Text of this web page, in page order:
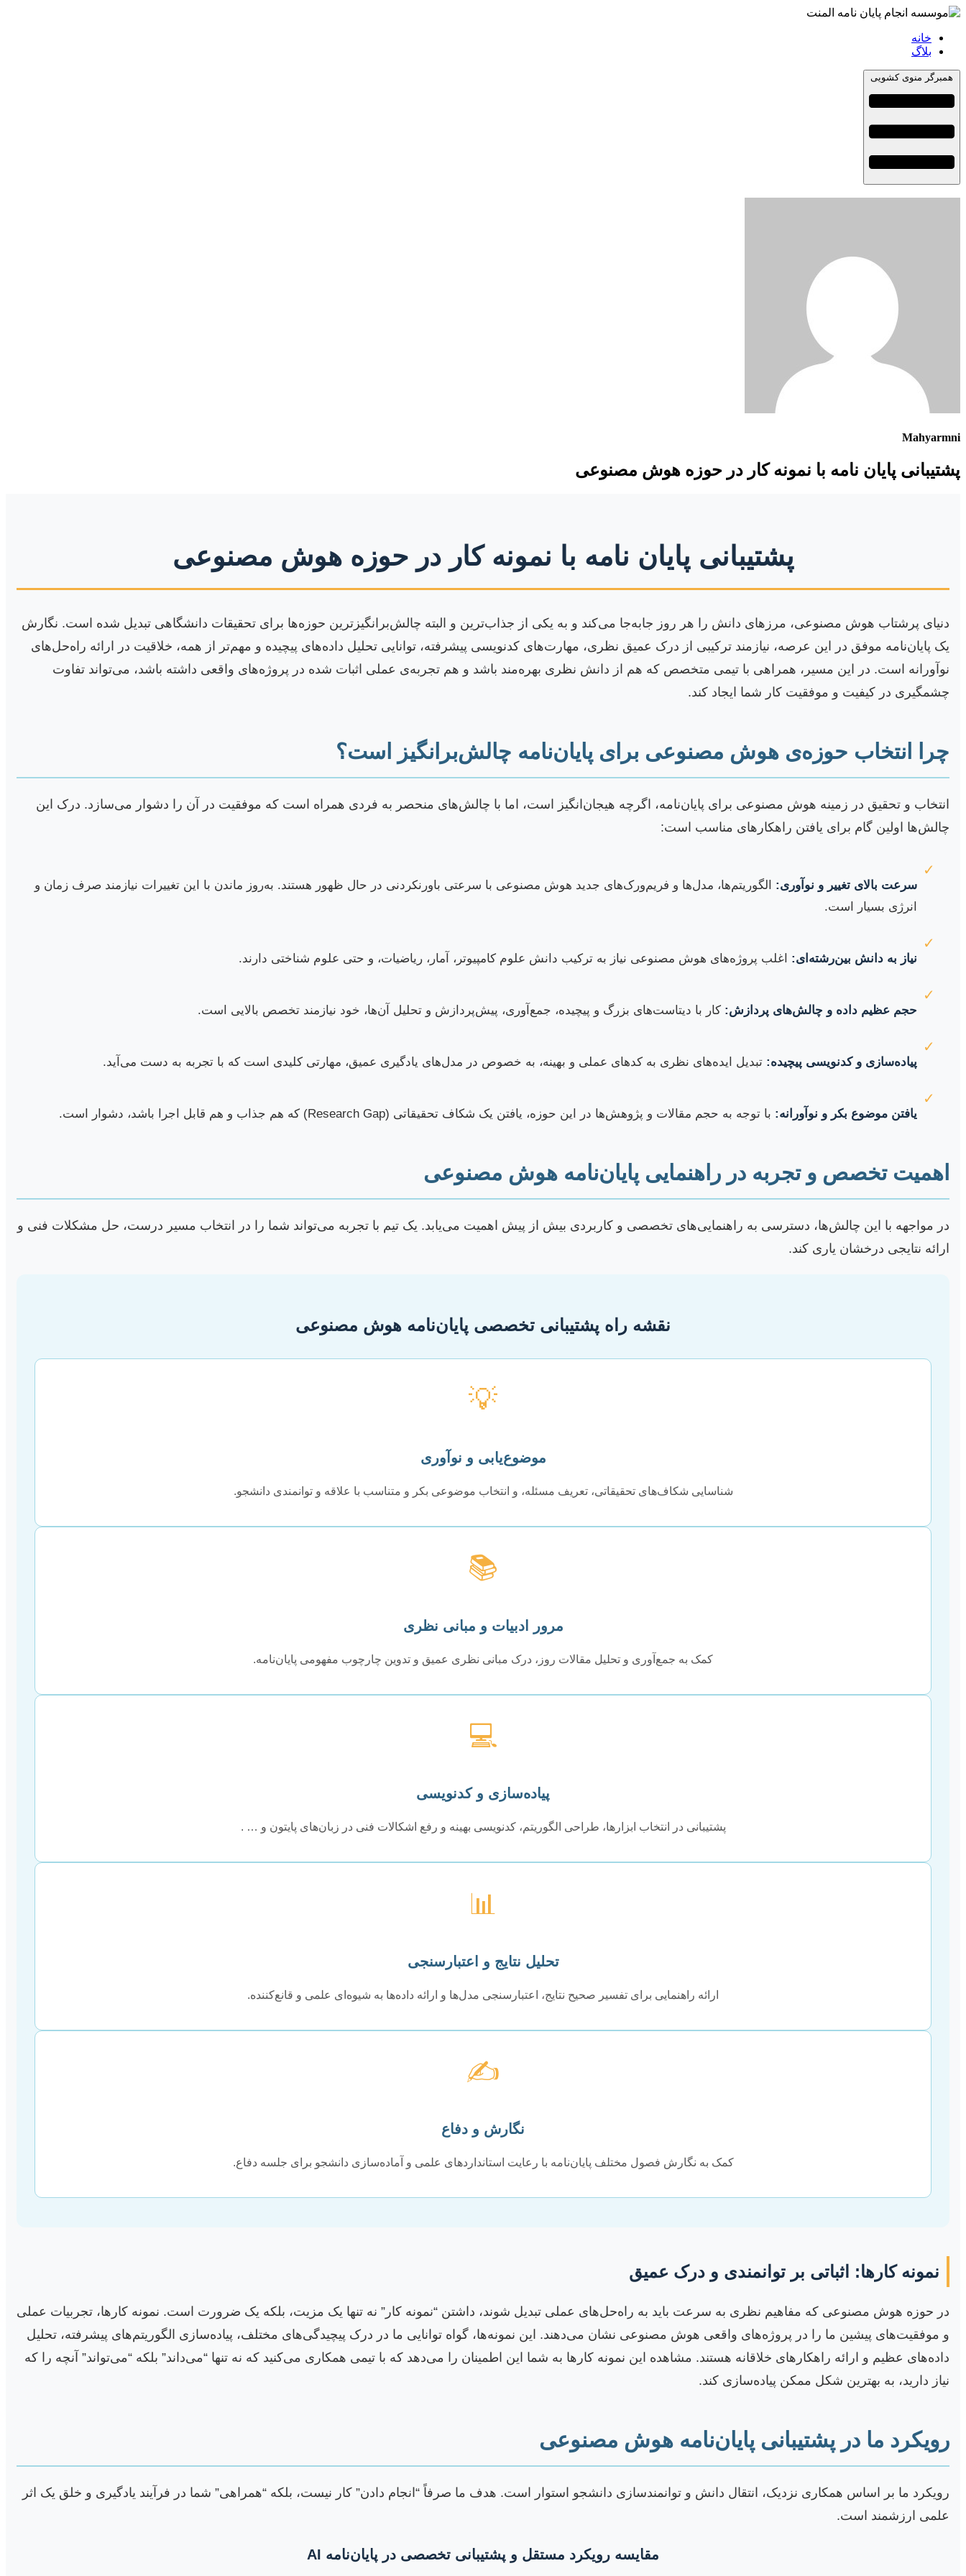
خانه
بلاگ
همبرگر منوی کشویی
Mahyarmni
پشتیبانی پایان نامه با نمونه کار در حوزه هوش مصنوعی
پشتیبانی پایان نامه با نمونه کار در حوزه هوش مصنوعی
دنیای پرشتاب هوش مصنوعی، مرزهای دانش را هر روز جابه‌جا می‌کند و به یکی از جذاب‌ترین و البته چالش‌برانگیزترین حوزه‌ها برای تحقیقات دانشگاهی تبدیل شده است. نگارش
یک پایان‌نامه موفق در این عرصه، نیازمند ترکیبی از درک عمیق نظری، مهارت‌های کدنویسی پیشرفته، توانایی تحلیل داده‌های پیچیده و مهم‌تر از همه، خلاقیت در ارائه راه‌حل‌های
نوآورانه است. در این مسیر، همراهی با تیمی متخصص که هم از دانش نظری بهره‌مند باشد و هم تجربه‌ی عملی اثبات شده در پروژه‌های واقعی داشته باشد، می‌تواند تفاوت
چشمگیری در کیفیت و موفقیت کار شما ایجاد کند.
چرا انتخاب حوزه‌ی هوش مصنوعی برای پایان‌نامه چالش‌برانگیز است؟
انتخاب و تحقیق در زمینه هوش مصنوعی برای پایان‌نامه، اگرچه هیجان‌انگیز است، اما با چالش‌های منحصر به فردی همراه است که موفقیت در آن را دشوار می‌سازد. درک این
چالش‌ها اولین گام برای یافتن راهکارهای مناسب است:
✓
سرعت بالای تغییر و نوآوری: الگوریتم‌ها، مدل‌ها و فریم‌ورک‌های جدید هوش مصنوعی با سرعتی باورنکردنی در حال ظهور هستند. به‌روز ماندن با این تغییرات نیازمند صرف زمان و
انرژی بسیار است.
✓
نیاز به دانش بین‌رشته‌ای: اغلب پروژه‌های هوش مصنوعی نیاز به ترکیب دانش علوم کامپیوتر، آمار، ریاضیات، و حتی علوم شناختی دارند.
✓
حجم عظیم داده و چالش‌های پردازش: کار با دیتاست‌های بزرگ و پیچیده، جمع‌آوری، پیش‌پردازش و تحلیل آن‌ها، خود نیازمند تخصص بالایی است.
✓
پیاده‌سازی و کدنویسی پیچیده: تبدیل ایده‌های نظری به کدهای عملی و بهینه، به خصوص در مدل‌های یادگیری عمیق، مهارتی کلیدی است که با تجربه به دست می‌آید.
✓
یافتن موضوع بکر و نوآورانه: با توجه به حجم مقالات و پژوهش‌ها در این حوزه، یافتن یک شکاف تحقیقاتی (Research Gap) که هم جذاب و هم قابل اجرا باشد، دشوار است.
اهمیت تخصص و تجربه در راهنمایی پایان‌نامه هوش مصنوعی
در مواجهه با این چالش‌ها، دسترسی به راهنمایی‌های تخصصی و کاربردی بیش از پیش اهمیت می‌یابد. یک تیم با تجربه می‌تواند شما را در انتخاب مسیر درست، حل مشکلات فنی و
ارائه نتایجی درخشان یاری کند.
نقشه راه پشتیبانی تخصصی پایان‌نامه هوش مصنوعی
💡
موضوع‌یابی و نوآوری
شناسایی شکاف‌های تحقیقاتی، تعریف مسئله، و انتخاب موضوعی بکر و متناسب با علاقه و توانمندی دانشجو.
📚
مرور ادبیات و مبانی نظری
کمک به جمع‌آوری و تحلیل مقالات روز، درک مبانی نظری عمیق و تدوین چارچوب مفهومی پایان‌نامه.
💻
پیاده‌سازی و کدنویسی
پشتیبانی در انتخاب ابزارها، طراحی الگوریتم، کدنویسی بهینه و رفع اشکالات فنی در زبان‌های پایتون و … .
📊
تحلیل نتایج و اعتبارسنجی
ارائه راهنمایی برای تفسیر صحیح نتایج، اعتبارسنجی مدل‌ها و ارائه داده‌ها به شیوه‌ای علمی و قانع‌کننده.
✍️
نگارش و دفاع
کمک به نگارش فصول مختلف پایان‌نامه با رعایت استانداردهای علمی و آماده‌سازی دانشجو برای جلسه دفاع.
نمونه کارها: اثباتی بر توانمندی و درک عمیق
در حوزه هوش مصنوعی که مفاهیم نظری به سرعت باید به راه‌حل‌های عملی تبدیل شوند، داشتن “نمونه کار” نه تنها یک مزیت، بلکه یک ضرورت است. نمونه کارها، تجربیات عملی
و موفقیت‌های پیشین ما را در پروژه‌های واقعی هوش مصنوعی نشان می‌دهند. این نمونه‌ها، گواه توانایی ما در درک پیچیدگی‌های مختلف، پیاده‌سازی الگوریتم‌های پیشرفته، تحلیل
داده‌های عظیم و ارائه راهکارهای خلاقانه هستند. مشاهده این نمونه کارها به شما این اطمینان را می‌دهد که با تیمی همکاری می‌کنید که نه تنها “می‌داند” بلکه “می‌تواند” آنچه را که
نیاز دارید، به بهترین شکل ممکن پیاده‌سازی کند.
رویکرد ما در پشتیبانی پایان‌نامه هوش مصنوعی
رویکرد ما بر اساس همکاری نزدیک، انتقال دانش و توانمندسازی دانشجو استوار است. هدف ما صرفاً “انجام دادن” کار نیست، بلکه “همراهی” شما در فرآیند یادگیری و خلق یک اثر
علمی ارزشمند است.
مقایسه رویکرد مستقل و پشتیبانی تخصصی در پایان‌نامه AI